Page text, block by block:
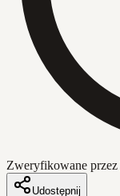
Zweryfikowane przez
Udostępnij